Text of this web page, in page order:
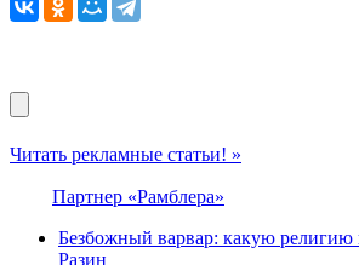
Читать рекламные статьи! »
Партнер «Рамблера»
Безбожный варвар: какую религию
Разин